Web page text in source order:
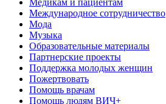
Международное сотрудничество
Мода
Музыка
Образовательные материалы
Партнерские проекты
Поддержка молодых женщин
Пожертвовать
Помощь врачам
Помощь людям ВИЧ+